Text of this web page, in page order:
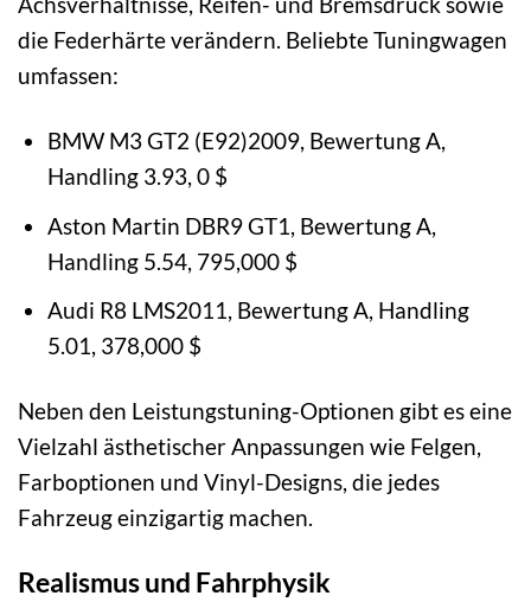
die Federhärte verändern. Beliebte Tuningwagen
umfassen:
BMW M3 GT2 (E92)2009, Bewertung A,
Handling 3.93, 0 $
Aston Martin DBR9 GT1, Bewertung A,
Handling 5.54, 795,000 $
Audi R8 LMS2011, Bewertung A, Handling
5.01, 378,000 $
Neben den Leistungstuning-Optionen gibt es eine
Vielzahl ästhetischer Anpassungen wie Felgen,
Farboptionen und Vinyl-Designs, die jedes
Fahrzeug einzigartig machen.
Realismus und Fahrphysik